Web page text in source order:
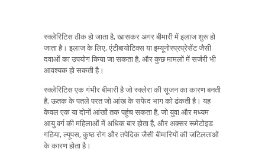
स्क्लेरिटिस ठीक हो जाता है, खासकर अगर बीमारी में इलाज शुरू हो
जाता है। इलाज के लिए, एंटीबायोटिक्स या इम्यूनोस्प्रप्रेसेंट जैसी
दवाओं का उपयोग किया जा सकता है, और कुछ मामलों में सर्जरी भी
आवश्यक हो सकती है।
स्क्लेरिटिस एक गंभीर बीमारी है जो स्क्लेरा की सूजन का कारण बनती
है, ऊतक के पतले परत जो आंख के सफेद भाग को ढंकती है। यह
केवल एक या दोनों आंखों तक पहुंच सकता है, जो युवा और मध्यम
आयु वर्ग की महिलाओं में अधिक बार होता है, और अक्सर रूमेटोइड
गठिया, ल्यूपस, कुष्ठ रोग और तपेदिक जैसी बीमारियों की जटिलताओं
के कारण होता है।